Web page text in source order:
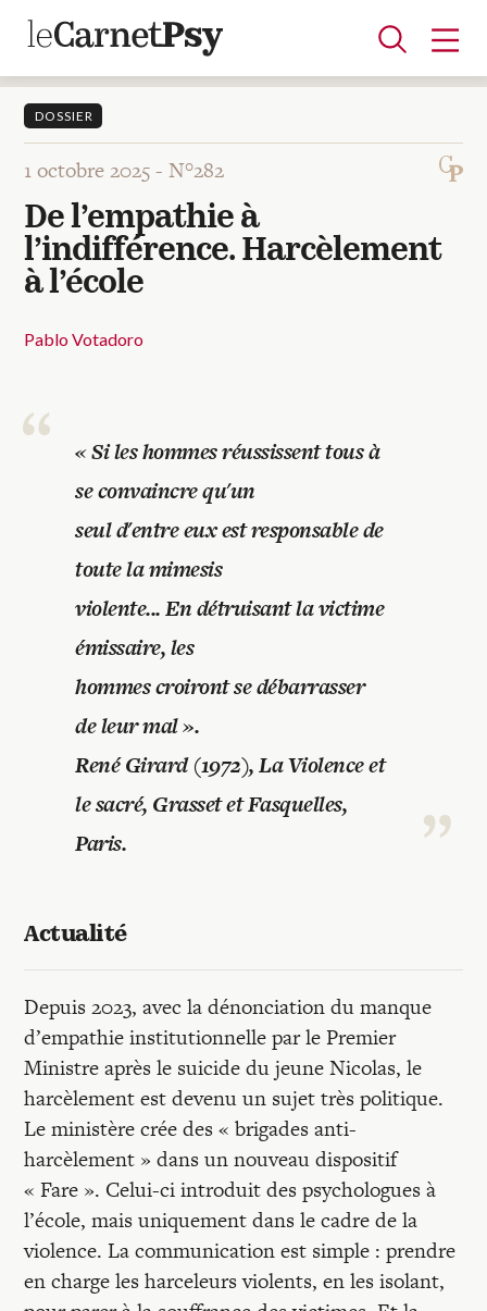
Articles
A la une
Adolescence
Dispositif
Enfance
Périnatalité
Psychanalyse
Psychopathologie
Soin
Dossiers
Auteurs
Blocs-notes
Recherches
Entretiens
Revues
Colloque
Mon panier
DOSSIER
1 octobre 2025 -N°282
De l’empathie à
l’indifférence. Harcèlement
à l’école
Pablo Votadoro
« Si les hommes réussissent tous à
se convaincre qu'un
seul d'entre eux est responsable de
toute la mimesis
violente... En détruisant la victime
émissaire, les
hommes croiront se débarrasser
de leur mal ».
René Girard (1972), La Violence et
le sacré, Grasset et Fasquelles,
Paris.
Actualité
Depuis 2023, avec la dénonciation du manque
d’empathie institutionnelle par le Premier
Ministre après le suicide du jeune Nicolas, le
harcèlement est devenu un sujet très politique.
Le ministère crée des « brigades anti-
harcèlement » dans un nouveau dispositif
« Fare ». Celui-ci introduit des psychologues à
l’école, mais uniquement dans le cadre de la
violence. La communication est simple : prendre
en charge les harceleurs violents, en les isolant,